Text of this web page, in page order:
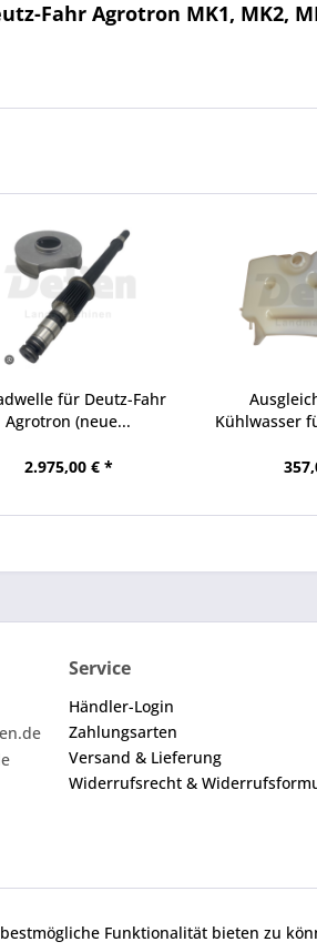
Fahr Agrotron MK1, MK2,
für Deutz-Fahr
Agrotron (neue...
2.975,00 € *
Kühlwasser
Service
Händler-Login
Zahlungsarten
Versand & Lieferung
Widerrufsrecht &
Funktionalität bieten zu